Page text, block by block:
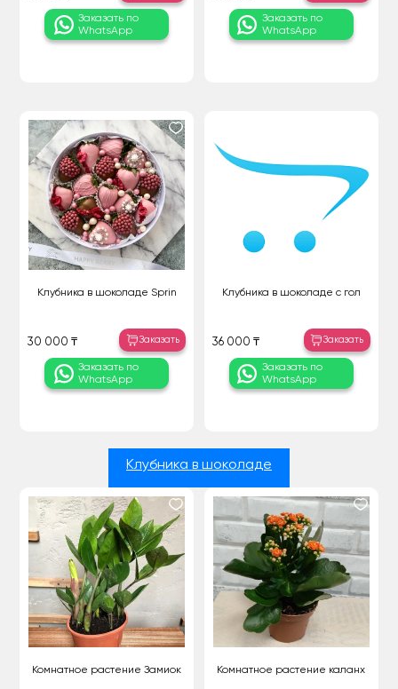
Заказать по
WhatsApp
Заказать по
WhatsApp
Клубника в шоколаде Sprin
30 000 ₸ Заказать
Заказать по
WhatsApp
Клубника в шоколаде с гол
36 000 ₸ Заказать
Заказать по
WhatsApp
Клубника в шоколаде
Комнатное растение Замиок Комнатное растение каланх